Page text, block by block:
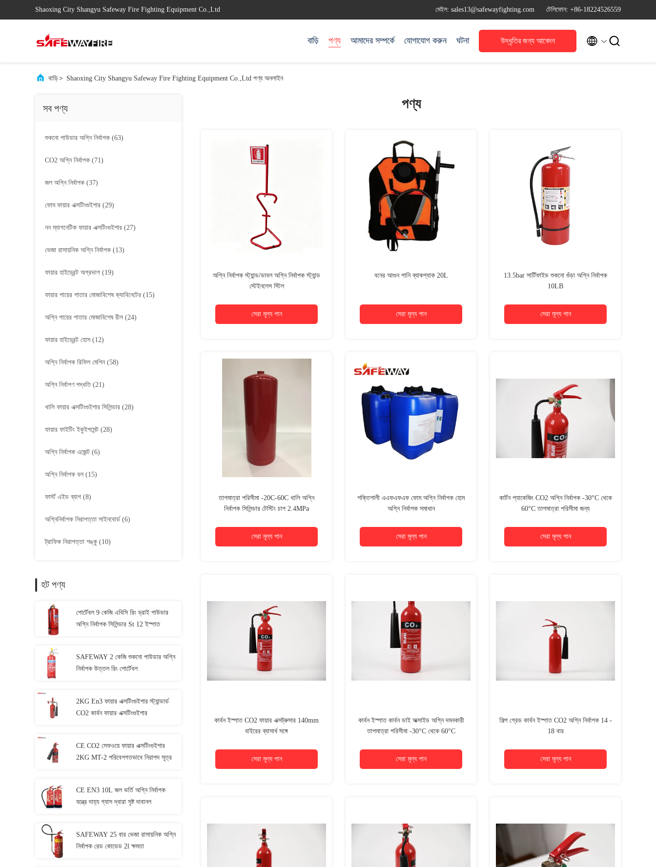
Shaoxing City Shangyu Safeway Fire Fighting Equipment Co.,Ltd মেইল: sales13@safewayfighting.com টেলিফোন: +86-18224526559
বাড়ি পণ্য আমাদের সম্পর্কে যোগাযোগ করুন ঘটনা উদ্ধৃতির জন্য আবেদন  
বাড়ি> Shaoxing City Shangyu Safeway Fire Fighting Equipment Co.,Ltd পণ্য অনলাইন
সব পণ্য
শুকনো পাউডার অগ্নি নির্বাপক (63)
CO2 অগ্নি নির্বাপক (71)
জল অগ্নি নির্বাপক (37)
ফোম ফায়ার এক্সটিংগুইশার (29)
নন ম্যাগনেটিক ফায়ার এক্সটিংগুইশার (27)
ভেজা রাসায়নিক অগ্নি নির্বাপক (13)
ফায়ার হাইড্রেন্ট অগ্রভাগ (19)
ফায়ার পায়ের পাতার মোজাবিশেষ ক্যাবিনেটের (15)
অগ্নি পায়ের পাতার মোজাবিশেষ রীল (24)
ফায়ার হাইড্রেন্ট হোস (12)
অগ্নি নির্বাপক রিফিল মেশিন(58)
অগ্নি নির্বাপণ পদ্ধতি(21)
খালি ফায়ার এক্সটিংগুইশার সিলিন্ডার (28)
ফায়ার ফাইটিং ইকুইপমেন্ট (28)
অগ্নি নির্বাপক এজেন্ট (6)
অগ্নি নির্বাপক বল (15)
ফার্স্ট এইড ব্যাগ (8)
অগ্নিনির্বাপক নিরাপত্তা সাইনবোর্ড (6)
ট্রাফিক নিরাপত্তা শঙ্কু (10)
হট পণ্য
পোর্টেবল 9 কেজি এবিসি রিং ড্রাই পাউডার
অগ্নি নির্বাপক সিলিন্ডার St 12 ইস্পাত
SAFEWAY 2 কেজি শুকনো পাউডার অগ্নি
নির্বাপক উত্তল রিং পোর্টেবল
2KG En3 ফায়ার এক্সটিংগুইশার স্ট্যান্ডার্ড
CO2 কার্বন ফায়ার এক্সটিংগুইশার
CE CO2 সেফওয়ে ফায়ার এক্সটিংগুইশার
2KG MT-2 পরিবেশগতভাবে নিরাপদ সূত্র
CE EN3 10L জল ভর্তি অগ্নি নির্বাপক
যন্ত্রে দাহ্য গ্যাস দ্বারা সৃষ্ট দাবানল
SAFEWAY 25 বার ভেজা রাসায়নিক অগ্নি
নির্বাপক রেড কোডেড 2l ক্ষমতা
পণ্য
অগ্নি নির্বাপক স্ট্যান্ড/ডাবল অগ্নি নির্বাপক স্ট্যান্ড
স্টেইনলেস স্টিল
সেরা মূল্য পান
বনের আগুন পানি ব্যাকপ্যাক 20L
সেরা মূল্য পান
13.5bar সার্টিফাইড শুকনো গুঁড়া অগ্নি নির্বাপক
10LB
সেরা মূল্য পান
তাপমাত্রা পরিসীমা -20C-60C খালি অগ্নি
নির্বাপক সিলিন্ডার টেস্টিং চাপ 2.4MPa
সেরা মূল্য পান
শক্তিশালী এএফএফএফ ফোম অগ্নি নির্বাপক হোম
অগ্নি নির্বাপক সমাধান
সেরা মূল্য পান
কার্টন প্যাকেজিং CO2 অগ্নি নির্বাপক -30°C থেকে
60°C তাপমাত্রা পরিসীমা জন্য
সেরা মূল্য পান
কার্বন ইস্পাত CO2 ফায়ার এক্সট্রুসার 140mm
বাইরের ব্যাসার্ধ সঙ্গে
সেরা মূল্য পান
কার্বন ইস্পাত কার্বন ডাই অক্সাইড অগ্নি দমনকারী
তাপমাত্রা পরিসীমা -30°C থেকে 60°C
সেরা মূল্য পান
শিল্প গ্রেড কার্বন ইস্পাত CO2 অগ্নি নির্বাপক 14 -
18 বার
সেরা মূল্য পান